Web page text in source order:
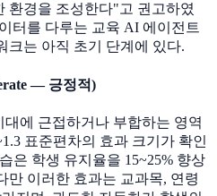
환경을 조성한다"고 권고하였
터를 다루는 교육 AI 에이전트
크는 아직 초기 단계에 있다.
— 긍정적)
에 근접하거나 부합하는 영역
표준편차의 효과 크기가 확인
은 학생 유지율을 15~25% 향상
만 이러한 효과는 교과목, 연령